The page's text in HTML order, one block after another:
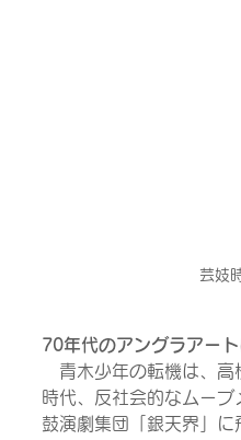
芸妓
70年代のアングラアー
青木少年の転機は、高
時代、反社会的なムー
鼓演劇集団「銀天界」に